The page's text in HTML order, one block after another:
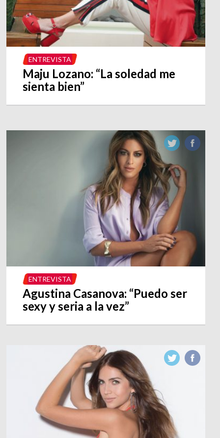
ENTREVISTA
Maju Lozano: “La soledad me
sienta bien”
ENTREVISTA
Agustina Casanova: “Puedo ser
sexy y seria a la vez”